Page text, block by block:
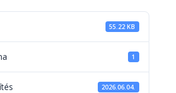
55.22 KB
1
2026.06.04.